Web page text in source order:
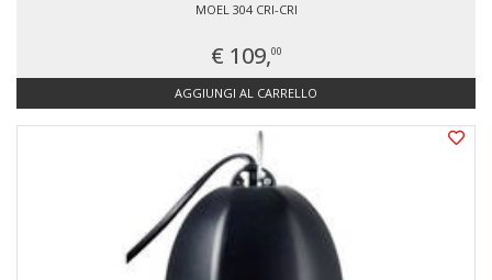
MOEL 304 CRI-CRI
€ 109,00
AGGIUNGI AL CARRELLO